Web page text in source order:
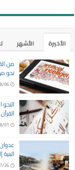
الأخيرة الأشهر
من
نحو
06
01
26